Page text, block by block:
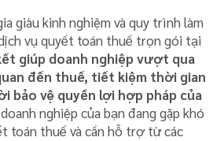
giàu kinh nghiệm và quy trình làm
vụ quyết toán thuế trọn gói tại
giúp doanh nghiệp vượt qua
đến thuế, tiết kiệm thời gian
bảo vệ quyền lợi hợp pháp của
nghiệp của bạn đang gặp khó
toán thuế và cần hỗ trợ từ các